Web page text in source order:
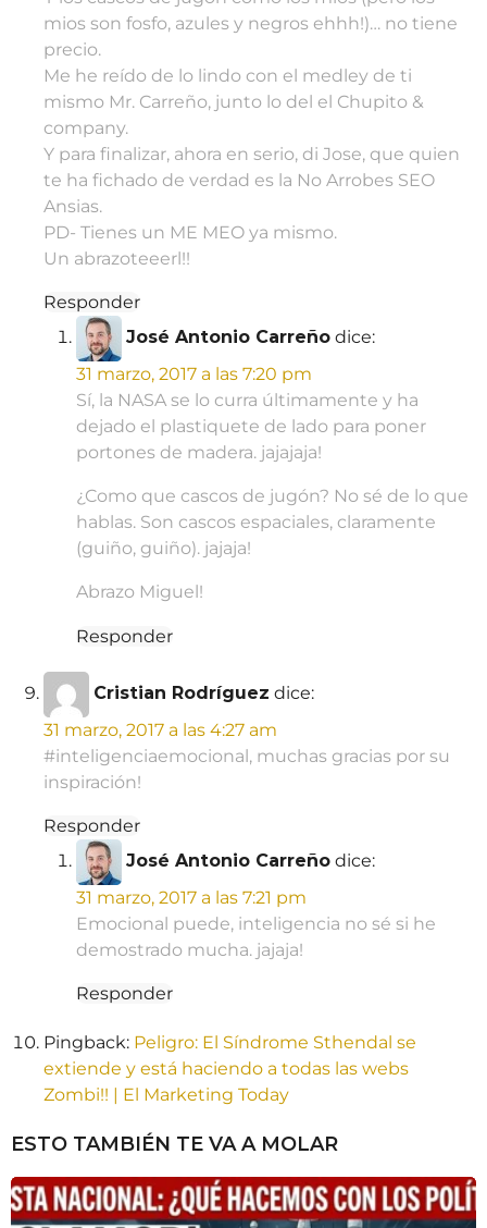
mios son fosfo, azules y negros ehhh!)… no tiene
precio.
Me he reído de lo lindo con el medley de ti
mismo Mr. Carreño, junto lo del el Chupito &
company.
Y para finalizar, ahora en serio, di Jose, que quien
te ha fichado de verdad es la No Arrobes SEO
Ansias.
PD- Tienes un ME MEO ya mismo.
Un abrazoteeerl!!
Responder
José Antonio Carreño dice:
31 marzo, 2017 a las 7:20 pm
Sí, la NASA se lo curra últimamente y ha
dejado el plastiquete de lado para poner
portones de madera. jajajaja!
¿Como que cascos de jugón? No sé de lo que
hablas. Son cascos espaciales, claramente
(guiño, guiño). jajaja!
Abrazo Miguel!
Responder
Cristian Rodríguez dice:
31 marzo, 2017 a las 4:27 am
#inteligenciaemocional, muchas gracias por su
inspiración!
Responder
José Antonio Carreño dice:
31 marzo, 2017 a las 7:21 pm
Emocional puede, inteligencia no sé si he
demostrado mucha. jajaja!
Responder
Pingback: Peligro: El Síndrome Sthendal se
extiende y está haciendo a todas las webs
Zombi!! | El Marketing Today
ESTO TAMBIÉN TE VA A MOLAR